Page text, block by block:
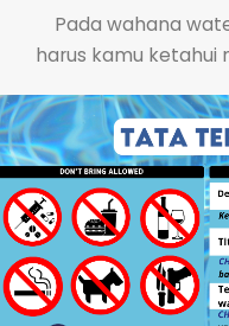
Pada wahana
harus kamu ketahui